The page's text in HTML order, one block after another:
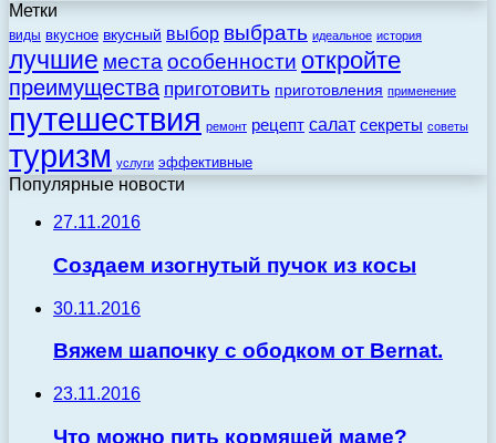
Метки
виды вкусное вкусный выбор выбрать идеальное история
лучшие места особенности откройте
преимущества приготовить приготовления применение
путешествия ремонт рецепт салат секреты советы
туризм услуги эффективные
Популярные новости
27.11.2016
Создаем изогнутый пучок из косы
30.11.2016
Вяжем шапочку с ободком от Bernat.
23.11.2016
Что можно пить кормящей маме?